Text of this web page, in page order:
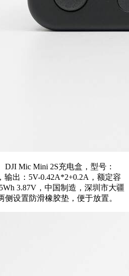
Mic Mini 2S充电盒，型号：
输出：5V-0.42A*2+0.2A，额定容
3.87V，中国制造，深圳市大疆
侧设置防滑橡胶垫，便于放置。